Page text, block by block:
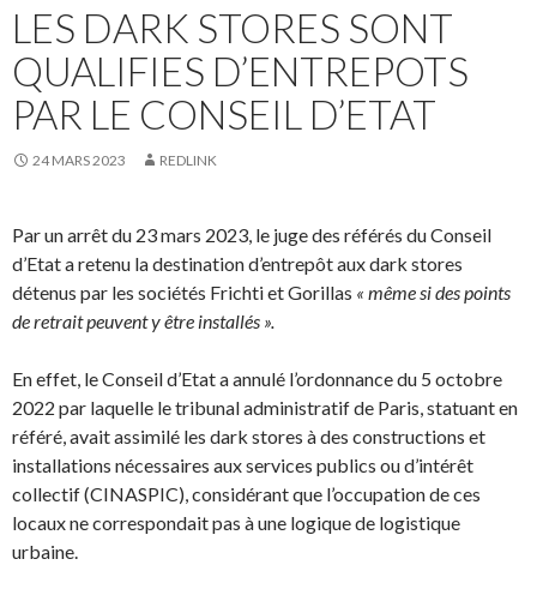
LES DARK STORES SONT
QUALIFIES D’ENTREPOTS
PAR LE CONSEIL D’ETAT
24 MARS 2023 REDLINK
Par un arrêt du 23 mars 2023, le juge des référés du Conseil
d’Etat a retenu la destination d’entrepôt aux dark stores
détenus par les sociétés Frichti et Gorillas « même si des points
de retrait peuvent y être installés ».
En effet, le Conseil d’Etat a annulé l’ordonnance du 5 octobre
2022 par laquelle le tribunal administratif de Paris, statuant en
référé, avait assimilé les dark stores à des constructions et
installations nécessaires aux services publics ou d’intérêt
collectif (CINASPIC), considérant que l’occupation de ces
locaux ne correspondait pas à une logique de logistique
urbaine.